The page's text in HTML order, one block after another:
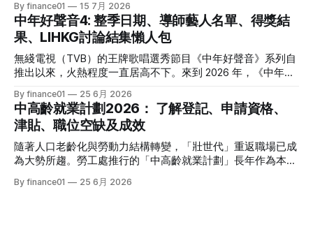
格價與部署，以下先將這 15 隻橫跨港股、美股及基金的明星
收息產品進行系統性匯總： 範疇代號 / 名稱產品性質2026年
估算年化股息率 / 派息率派息頻率核心定位與優勢港股中國移
動 (00941)通訊藍籌6.5% - 6.6%半年配國企巨頭，現金流極
強，兼具防守與增長。港股中國海洋石油 (00883)能源藍籌
5.8% - 6.0%半年配受益於地緣政治與油價，
場目前有相當多穩健的防守型工具。本文為大家盤點 2026 年
香港最新主流低風險投資產品，橫向比較其利弊，並揭秘連登
（LIHKG）「財經台」巴打們最真實、最不留情面的毒舌評
價！ 2026年香港熱門低風險投資工具一覽 在香港，低風險投
資主要圍繞「保本」與「高流動性」展開。以下是 2026 年最
受市場歡迎的 5 大產品比較： 投資工具2026年預估年回報率
資金鎖定期適合對象風險等級港元/美元定期存款2.4% - 4.0%1
個月至1年不等追求絕對保本、懶得操作的人⭐ (極低)美國國庫
債券 (T-Bills)4.0% - 4.5%1個月至30年不等懂得用美股 App、
追求比定存更高息的人⭐ (極低) 香港政府零售債券
By finance01 15 7月 2026
中年好聲音4: 整季日期、導師藝人名單、得獎結
果、LIHKG討論結集懶人包
無綫電視（TVB）的王牌歌唱選秀節目《中年好聲音》系列自
推出以來，火熱程度一直居高不下。來到 2026 年，《中年好
了更新穎的賽制，舞台與音響規格全面升級，參賽者的背景更
是臥虎藏龍，由退隱江湖的昔日歌手到各行各業的隱世歌王，
再次掀起全城「追星」與「懷舊」熱潮。 如果你錯過了部分
精彩集數，或者想一氣呵成重溫整季的精華，這篇《中年好聲
音 4》全方位懶人包將為你系統化地盤點整季賽期、星級陣
容、終極結果，並結集連登（LIHKG）討論區最地道的爆笑與
血淚評價！ 《中年好聲音 4》整季賽期與播放時間表 本季
By finance01 25 6月 2026
中高齡就業計劃2026： 了解登記、申請資格、
津貼、職位空缺及成效
隨著人口老齡化與勞動力結構轉變，「壯世代」重返職場已成
為大勢所趨。勞工處推行的「中高齡就業計劃」長年作為本港
企業聘用年長勞動力。本文將為您全面拆解 2026 年最新優化
By finance01 25 6月 2026